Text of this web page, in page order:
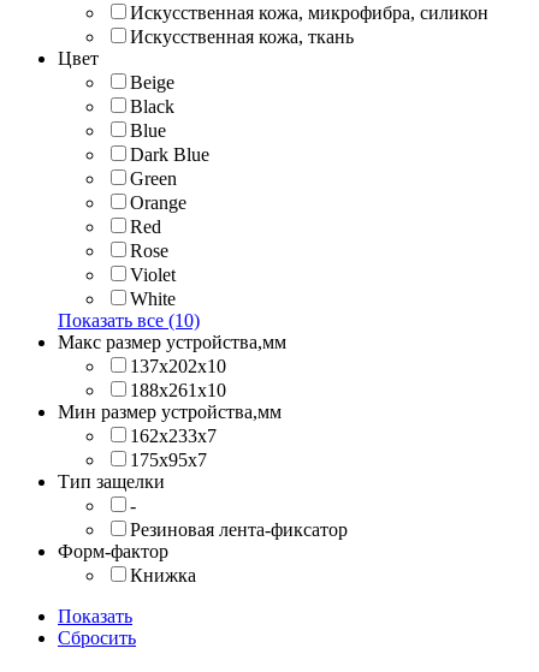
Искусственная кожа, микрофибра, силикон
Искусственная кожа, ткань
Цвет
Beige
Black
Blue
Dark Blue
Green
Orange
Red
Rose
Violet
White
Показать все (10)
Макс размер устройства,мм
137х202x10
188х261x10
Мин размер устройства,мм
162x233x7
175x95x7
Тип защелки
-
Резиновая лента-фиксатор
Форм-фактор
Книжка
Показать
Сбросить